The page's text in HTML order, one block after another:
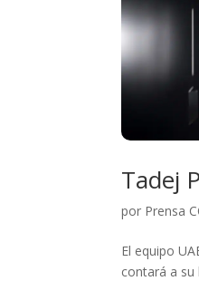
Tadej
por Prensa
El equipo
contará a su